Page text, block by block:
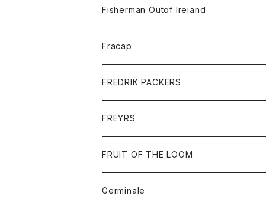
ジャケット
Tシャツ
帽子
Fisherman Outof Ireiand
ニット
Fracap
グッズ
靴
FREDRIK PACKERS
アクセサリー
バッグ
FREYRS
サングラス
FRUIT OF THE LOOM
アウター
Germinale